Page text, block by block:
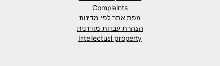
Complaints
מפת אתר לפי מדינות
הצהרת עבדות מודרנית
Intellectual property